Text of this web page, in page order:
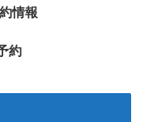
情報
約